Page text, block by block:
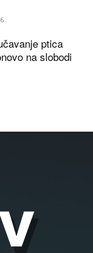
ptica
na slobodi